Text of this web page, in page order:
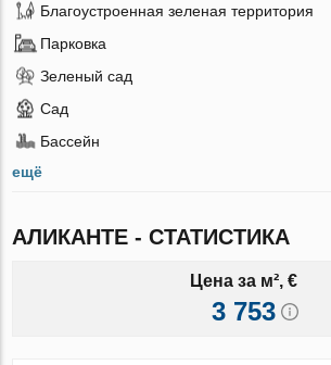
Благоустроенная зеленая территория
Парковка
Зеленый сад
Сад
Бассейн
ещё
АЛИКАНТЕ - СТАТИСТИКА
Цена за м², €
3 753